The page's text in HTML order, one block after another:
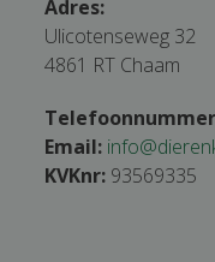
Adres:
Ulicotenseweg 32
4861 RT Chaam
Email:
KVKnr: 93569335